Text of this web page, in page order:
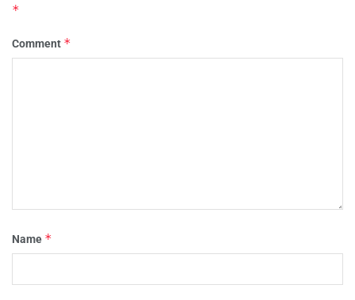
*
Comment *
Name *